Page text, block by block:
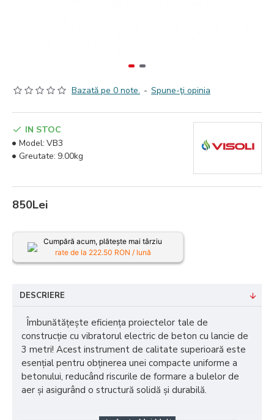
Bazată pe 0 note. - Spune-ţi opinia
850Lei
IN STOC
Model: VB3
Greutate: 9.00kg
Cumpără acum, plătește mai târziu
rate de la 222.50 RON / lună
DESCRIERE
Îmbunătățește eficiența proiectelor tale de
construcție cu vibratorul electric de beton cu lancie de
3 metri! Acest instrument de calitate superioară este
esențial pentru obținerea unei compacte uniforme a
betonului, reducând riscurile de formare a bulelor de
aer și asigurând o structură solidă și durabilă.